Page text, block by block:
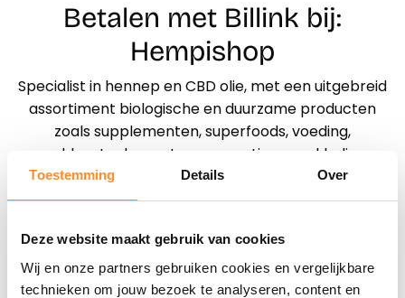
Toestemming Details Over
Deze website maakt gebruik van cookies
Wij en onze partners gebruiken cookies en vergelijkbare
technieken om jouw bezoek te analyseren, content en
Betalen met Billink bij:
Hempishop
Specialist in hennep en CBD olie, met een uitgebreid
assortiment biologische en duurzame producten
zoals supplementen, superfoods, voeding,
paddenstoelen, natuur cosmetica, eco kleding,
tassen en accessoires. Van 11-10-2025 t/m 31-10-
2025 10% korting op alle Medihemp CBD olie, CBG olie
Direct shoppen